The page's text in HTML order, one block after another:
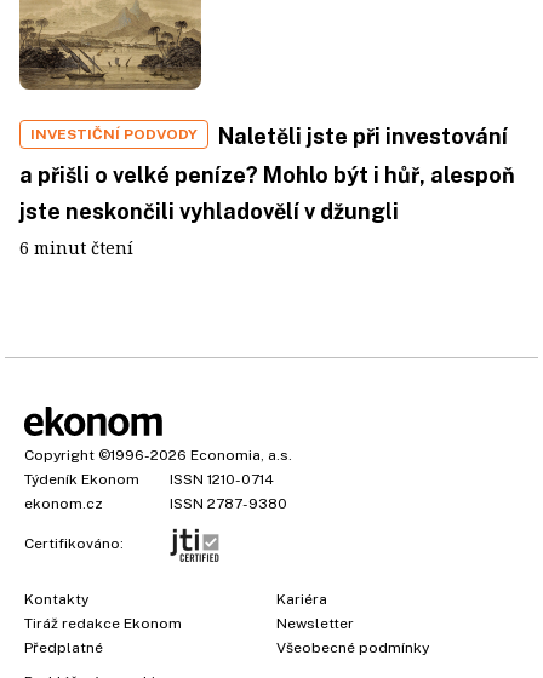
INVESTIČNÍ PODVODY
Naletěli jste při investování
a přišli o velké peníze? Mohlo být i hůř, alespoň
jste neskončili vyhladovělí v džungli
6 minut čtení
Copyright ©1996-2026 Economia, a.s.
Týdeník Ekonom
ISSN 1210-0714
ekonom.cz
ISSN 2787-9380
Certifikováno:
Kontakty
Tiráž redakce Ekonom
Předplatné
Kariéra
Newsletter
Všeobecné podmínky